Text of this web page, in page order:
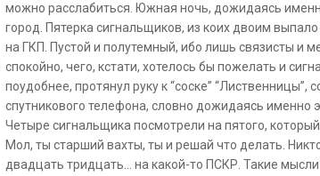
можно расслабиться. Южная ночь, дожидаясь
город. Пятерка сигнальщиков, из коих двоим
на ГКП. Пустой и полутемный, ибо лишь связисты и
спокойно, чего, кстати, хотелось бы пожелать и
поудобнее, протянул руку к “соске”
спутникового телефона, словно дожидаясь именно
Четыре сигнальщика посмотрели на пятого,
Мол, ты старший вахты, ты и решай что делать.
двадцать тридцать... на какой-то ПСКР. Такие